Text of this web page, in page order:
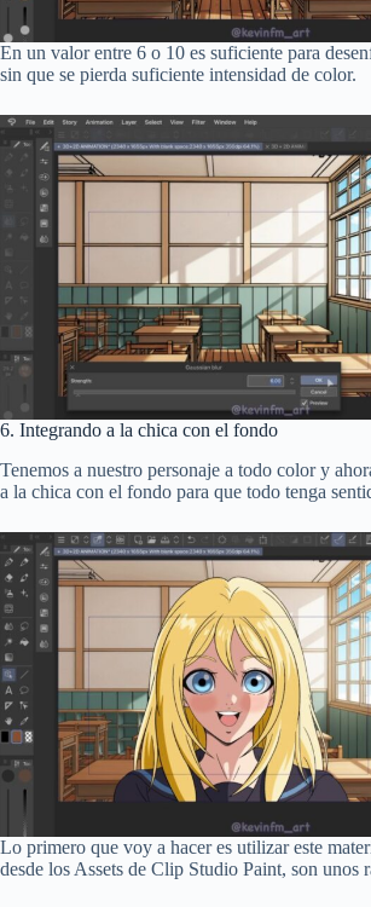
En un valor entre 6 o 10 es suficiente para
sin que se pierda suficiente intensidad de color.
6. Integrando a la chica con el fondo
Tenemos a nuestro personaje a todo color y
a la chica con el fondo para que todo tenga
Lo primero que voy a hacer es utilizar este
desde los Assets de Clip Studio Paint, son unos